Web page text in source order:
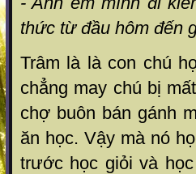
thức từ đầu hôm đến
Trâm là là con chú
chẳng may chú bị
chợ buôn bán gánh
ăn học. Vậy mà nó
trước học giỏi và